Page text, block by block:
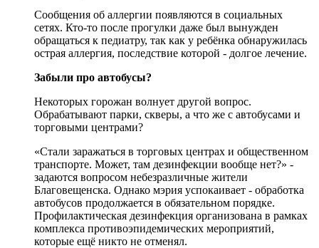
Сообщения об аллергии появляются в социальных
сетях. Кто-то после прогулки даже был вынужден
обращаться к педиатру, так как у ребёнка обнаружилась
острая аллергия, последствие которой - долгое лечение.
Забыли про автобусы?
Некоторых горожан волнует другой вопрос.
Обрабатывают парки, скверы, а что же с автобусами и
торговыми центрами?
«Стали заражаться в торговых центрах и общественном
транспорте. Может, там дезинфекции вообще нет?» -
задаются вопросом небезразличные жители
Благовещенска. Однако мэрия успокаивает - обработка
автобусов продолжается в обязательном порядке.
Профилактическая дезинфекция организована в рамках
комплекса противоэпидемических мероприятий,
которые ещё никто не отменял.